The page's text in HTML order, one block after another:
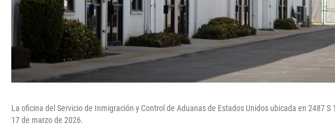
La oficina del Servicio de Inmigración y Control de Aduanas de Estados Unidos ubicada en 2487 S
17 de marzo de 2026.